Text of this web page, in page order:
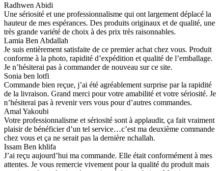
Radhwen Abidi
Une sériosité et une professionnalisme qui ont largement déplacé la
hauteur de mes espérances. Des produits originaux et de qualité, une
très grande variété de choix à des prix très raisonnables.
Lamia Ben Abdallah
Je suis entièrement satisfaite de ce premier achat chez vous. Produit
conforme à la photo, rapidité d’expédition et qualité de l’emballage.
Je n’hésiterai pas à commander de nouveau sur ce site.
Sonia ben lotfi
Commande bien reçue, j’ai été agréablement surprise par la rapidité
de la livraison. Grand merci pour votre amabilité et votre sériosité. Je
n’hésiterai pas à revenir vers vous pour d’autres commandes.
Amal Yakoubi
Votre professionnalisme et sériosité sont à applaudir, ça fait vraiment
plaisir de bénéficier d’un tel service…c’est ma deuxième commande
chez vous et ça ne serait pas la dernière nchallah.
Issam Ben khlifa
J’ai reçu aujourd’hui ma commande. Elle était conformément à mes
attentes. Je vous remercie vivement pour la qualité du produit mais